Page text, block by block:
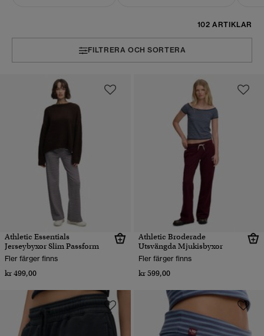
102 ARTIKLAR
FILTRERA OCH SORTERA
Athletic Essentials
Jerseybyxor Slim Passform
Fler färger finns
kr 499,00
Athletic Broderade
Utsvängda Mjukisbyxor
Fler färger finns
kr 599,00